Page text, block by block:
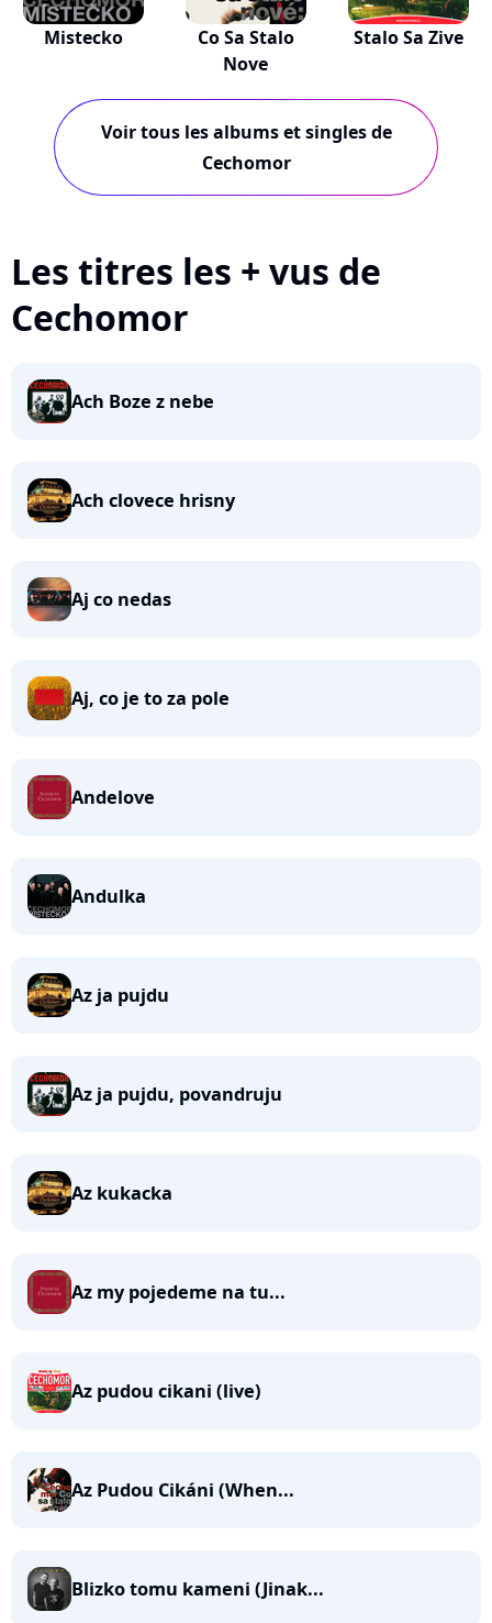
Mistecko
Co Sa Stalo
Nove
Stalo Sa Zive
Voir tous les albums et singles de
Cechomor
Les titres les + vus de
Cechomor
Ach Boze z nebe
Ach clovece hrisny
Aj co nedas
Aj, co je to za pole
Andelove
Andulka
Az ja pujdu
Az ja pujdu, povandruju
Az kukacka
Az my pojedeme na tu...
Az pudou cikani (live)
Az Pudou Cikáni (When...
Blizko tomu kameni (Jinak...